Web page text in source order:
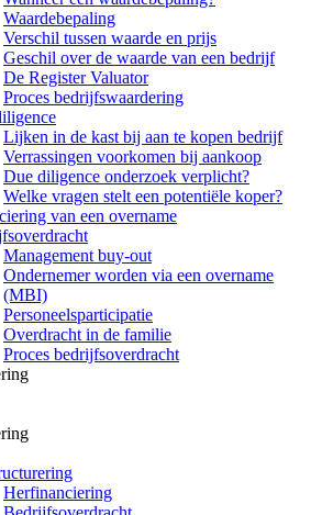
Waardebepaling
Verschil tussen waarde en prijs
Geschil over de waarde van een bedrijf
De Register Valuator
Proces bedrijfswaardering
Lijken in de kast bij aan te kopen bedrijf
Verrassingen voorkomen bij aankoop
Due diligence onderzoek verplicht?
Welke vragen stelt een potentiële koper?
van een overname
Management buy-out
Ondernemer worden via een overname
(MBI)
Personeelsparticipatie
Overdracht in de familie
Proces bedrijfsoverdracht
Herfinanciering